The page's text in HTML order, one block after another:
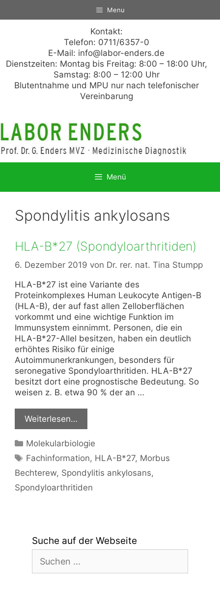
Menu
Kontakt:
Telefon: 0711/6357-0
E-Mail: info@labor-enders.de
Dienstzeiten: Montag bis Freitag: 8:00 – 18:00 Uhr,
Samstag: 8:00 – 12:00 Uhr
Blutentnahme und MPU nur nach telefonischer
Vereinbarung
Menü
Spondylitis ankylosans
HLA-B*27 (Spondyloarthritiden)
6. Dezember 2019 von Dr. rer. nat. Tina Stumpp
HLA-B*27 ist eine Variante des
Proteinkomplexes Human Leukocyte Antigen-B
(HLA-B), der auf fast allen Zelloberflächen
vorkommt und eine wichtige Funktion im
Immunsystem einnimmt. Personen, die ein
HLA-B*27-Allel besitzen, haben ein deutlich
erhöhtes Risiko für einige
Autoimmunerkrankungen, besonders für
seronegative Spondyloarthritiden. HLA-B*27
besitzt dort eine prognostische Bedeutung. So
weisen z. B. etwa 90 % der an …
Weiterlesen…
Kategorien
Molekularbiologie
Schlagwörter
Fachinformation, HLA-B*27, Morbus
Bechterew, Spondylitis ankylosans,
Spondyloarthritiden
Suche auf der Webseite
nach: